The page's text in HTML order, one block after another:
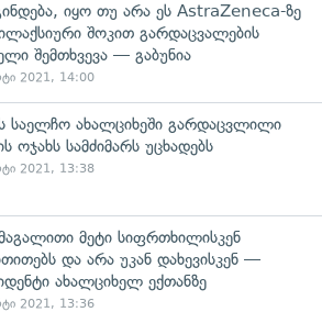
იყო თუ არა ეს AstraZeneca-ზე
შოკით გარდაცვალების
შემთხვევა — გაბუნია
2021, 14:00
საელჩო ახალციხეში გარდაცვლილი
ოჯახს სამძიმარს უცხადებს
2021, 13:38
მეტი სიფრთხილისკენ
და არა უკან დახევისკენ —
ახალციხელ ექთანზე
2021, 13:36